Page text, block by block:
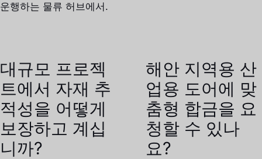
운행하는 물류 허브에서.
대규모 프로젝
트에서 자재 추
적성을 어떻게
보장하고 계십
니까?
해안 지역용 산
업용 도어에 맞
춤형 합금을 요
청할 수 있나
요?